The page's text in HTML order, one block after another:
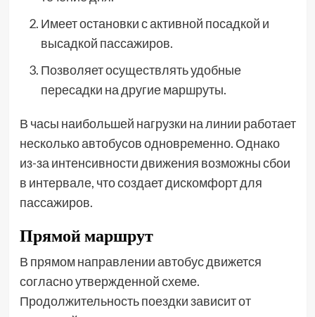
Имеет остановки с активной посадкой и
высадкой пассажиров.
Позволяет осуществлять удобные
пересадки на другие маршруты.
В часы наибольшей нагрузки на линии работает
несколько автобусов одновременно. Однако
из-за интенсивности движения возможны сбои
в интервале, что создает дискомфорт для
пассажиров.
Прямой маршрут
В прямом направлении автобус движется
согласно утвержденной схеме.
Продолжительность поездки зависит от